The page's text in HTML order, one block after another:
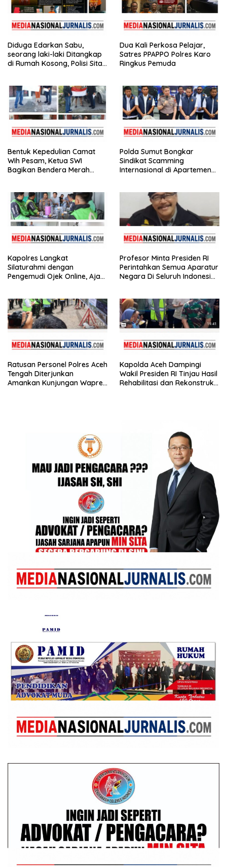
Diduga Edarkan Sabu,
seorang laki-laki Ditangkap
di Rumah Kosong, Polisi Sita
Dua Kali Perkosa Pelajar,
Satres PPAPPO Polres Karo
Ringkus Pemuda
Bentuk Kepedulian Camat
Wih Pesam, Ketua SWI
Bagikan Bendera Merah
Polda Sumut Bongkar
Sindikat Scamming
Internasional di Apartemen
Kapolres Langkat
Silaturahmi dengan
Pengemudi Ojek Online, Ajak
Profesor Minta Presiden RI
Perintahkan Semua Aparatur
Negara Di Seluruh Indonesia
Ratusan Personel Polres Aceh
Tengah Diterjunkan
Amankan Kunjungan Wapres
Kapolda Aceh Dampingi
Wakil Presiden RI Tinjau Hasil
Rehabilitasi dan Rekonstruksi